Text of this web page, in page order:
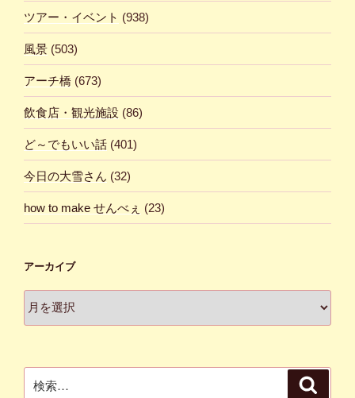
ツアー・イベント (938)
風景 (503)
アーチ橋 (673)
飲食店・観光施設 (86)
ど～でもいい話 (401)
今日の大雪さん (32)
how to make せんべぇ (23)
アーカイブ
ー
索: